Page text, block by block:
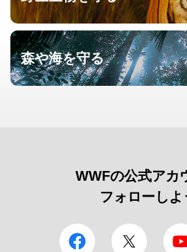
森や海を守る
WWFの公式アカ
フォローしよ
facebook Twitter